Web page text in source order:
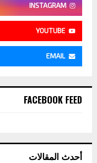
INSTAGRAM
YOUTUBE
EMAIL
FACEBOOK FEED
أحدث المقالات